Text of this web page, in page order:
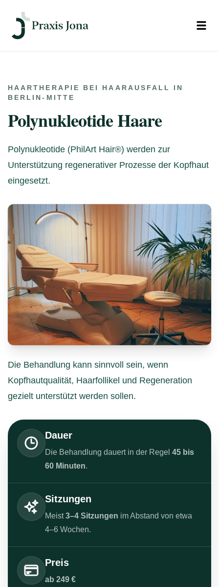
HAARTHERAPIE BEI HAARAUSFALL IN
BERLIN-MITTE
Polynukleotide Haare
Polynukleotide (PhilArt Hair®) werden zur
Unterstützung regenerativer Prozesse der Kopfhaut
eingesetzt.
Die Behandlung kann sinnvoll sein, wenn
Kopfhautqualität, Haarfollikel und Regeneration
gezielt unterstützt werden sollen.
Dauer
Die Behandlung dauert in der Regel 45 bis
60 Minuten.
Sitzungen
Meist3–4 Sitzungen im Abstand von etwa
4–6 Wochen.
Preis
ab 249 €